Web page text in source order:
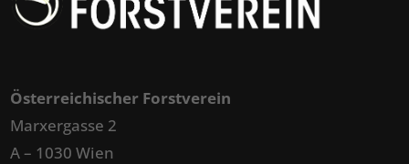
Österreichischer Forstverein
Marxergasse 2
A – 1030 Wien